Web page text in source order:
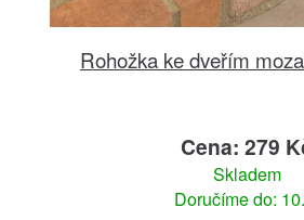
Rohožka ke dveřím
Cena: 279
Skladem
Doručíme do: